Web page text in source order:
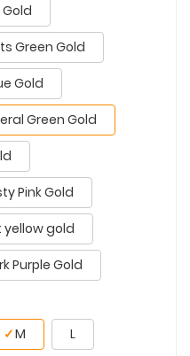
Green Gold
Gold
Green Gold
Pink Gold
yellow gold
Purple Gold
M
✓ L